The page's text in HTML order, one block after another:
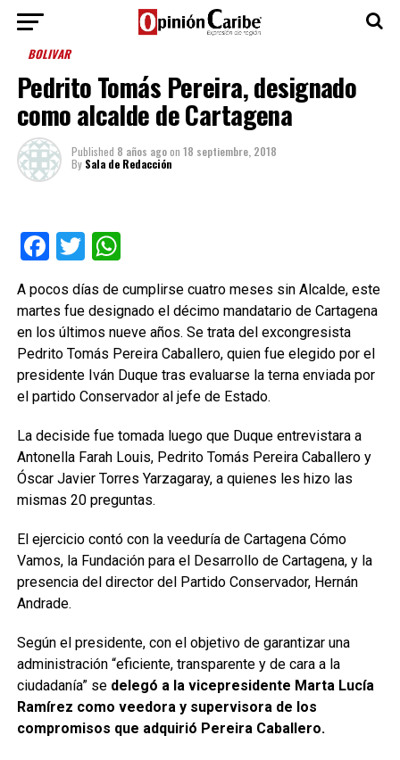
BOLIVAR
Pedrito Tomás Pereira, designado
como alcalde de Cartagena
Published 8 años agoon 18 septiembre, 2018
By Sala de Redacción
Facebook
TwitterWhatsApp
A pocos días de cumplirse cuatro meses sin Alcalde, este
martes fue designado el décimo mandatario de Cartagena
en los últimos nueve años. Se trata del excongresista
Pedrito Tomás Pereira Caballero, quien fue elegido por el
presidente Iván Duque tras evaluarse la terna enviada por
el partido Conservador al jefe de Estado.
La deciside fue tomada luego que Duque entrevistara a
Antonella Farah Louis, Pedrito Tomás Pereira Caballero y
Óscar Javier Torres Yarzagaray, a quienes les hizo las
mismas 20 preguntas.
El ejercicio contó con la veeduría de Cartagena Cómo
Vamos, la Fundación para el Desarrollo de Cartagena, y la
presencia del director del Partido Conservador, Hernán
Andrade.
Según el presidente, con el objetivo de garantizar una
administración “eficiente, transparente y de cara a la
ciudadanía” sedelegó a la vicepresidente Marta Lucía
Ramírez como veedora y supervisora de los
compromisos que adquirió Pereira Caballero.